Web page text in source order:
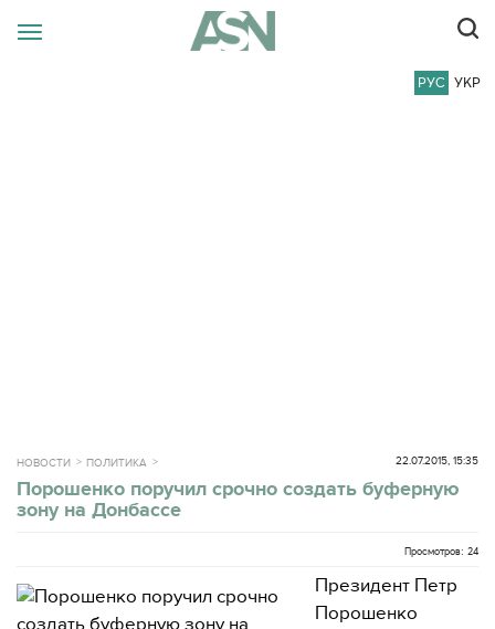
РУС УКР
НОВОСТИ ПОЛИТИКА 22.07.2015, 15:35
Порошенко поручил срочно создать буферную
зону на Донбассе
Просмотров: 24
Президент Петр
Порошенко